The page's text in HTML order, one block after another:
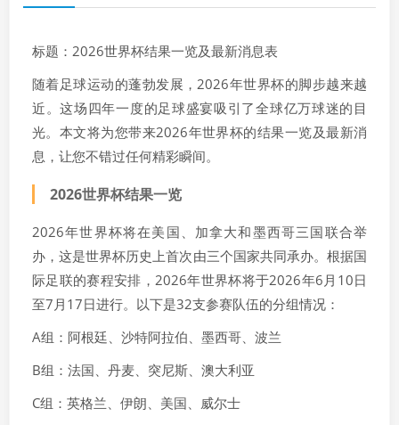
标题：2026世界杯结果一览及最新消息表
随着足球运动的蓬勃发展，2026年世界杯的脚步越来越
近。这场四年一度的足球盛宴吸引了全球亿万球迷的目
光。本文将为您带来2026年世界杯的结果一览及最新消
息，让您不错过任何精彩瞬间。
2026世界杯结果一览
2026年世界杯将在美国、加拿大和墨西哥三国联合举
办，这是世界杯历史上首次由三个国家共同承办。根据国
际足联的赛程安排，2026年世界杯将于2026年6月10日
至7月17日进行。以下是32支参赛队伍的分组情况：
A组：阿根廷、沙特阿拉伯、墨西哥、波兰
B组：法国、丹麦、突尼斯、澳大利亚
C组：英格兰、伊朗、美国、威尔士